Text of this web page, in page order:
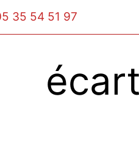
35 54 51 97